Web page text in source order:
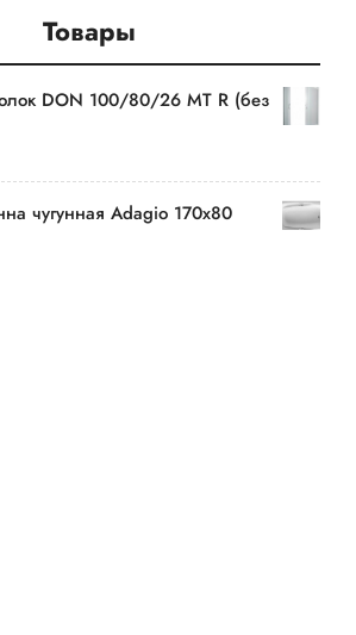
Товары
DON 100/80/26 MT R (без
чугунная Adagio 170х80